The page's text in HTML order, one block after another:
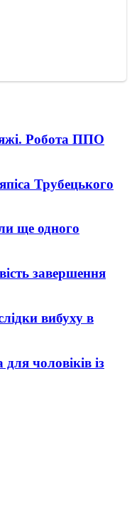
Робота ППО
Трубецького
ще одного
завершення
вибуху в
чоловіків із